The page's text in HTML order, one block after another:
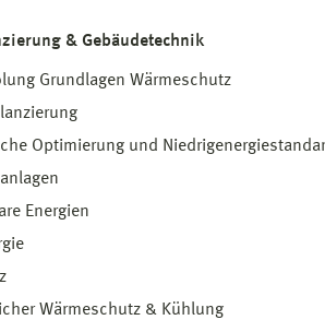
& Gebäudetechnik
Grundlagen Wärmeschutz
Optimierung und
Energien
Wärmeschutz & Kühlung